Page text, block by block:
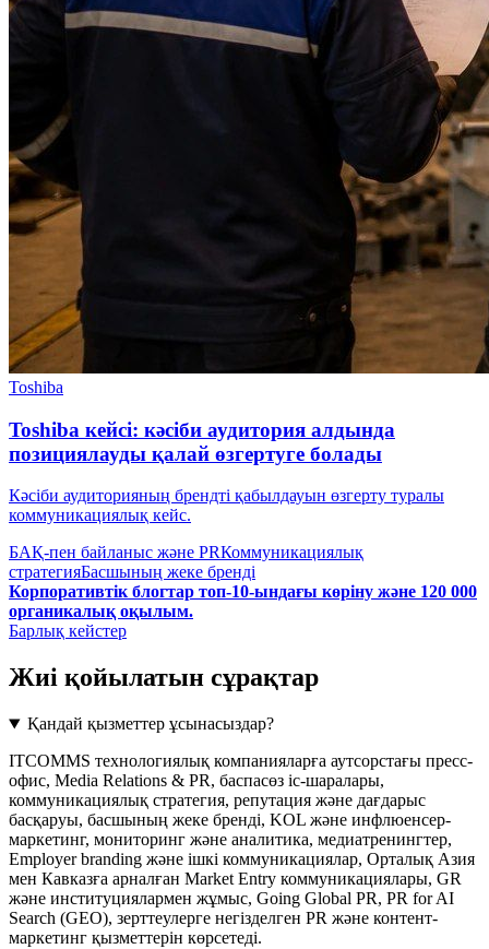
Toshiba
Toshiba кейсі: кәсіби аудитория алдында
позициялауды қалай өзгертуге болады
Кәсіби аудиторияның брендті қабылдауын өзгерту туралы
коммуникациялық кейс.
БАҚ-пен байланыс және PRКоммуникациялық
стратегияБасшының жеке бренді
Корпоративтік блогтар топ-10-ындағы көріну және 120 000
органикалық оқылым.
Барлық кейстер
Жиі қойылатын сұрақтар
Қандай қызметтер ұсынасыздар?
ITCOMMS технологиялық компанияларға аутсорстағы пресс-
офис, Media Relations & PR, баспасөз іс-шаралары,
коммуникациялық стратегия, репутация және дағдарыс
басқаруы, басшының жеке бренді, KOL және инфлюенсер-
маркетинг, мониторинг және аналитика, медиатренингтер,
Employer branding және ішкі коммуникациялар, Орталық Азия
мен Кавказға арналған Market Entry коммуникациялары, GR
және институциялармен жұмыс, Going Global PR, PR for AI
Search (GEO), зерттеулерге негізделген PR және контент-
маркетинг қызметтерін көрсетеді.